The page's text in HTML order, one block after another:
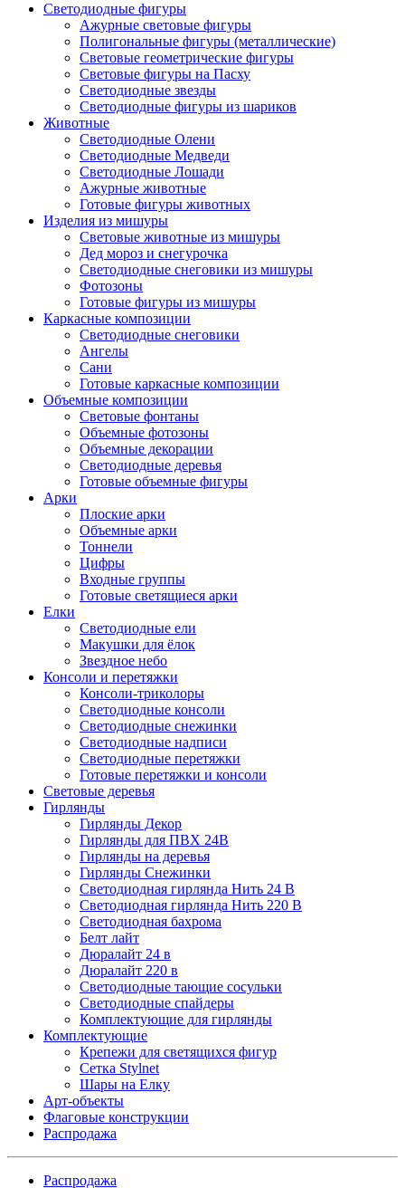
Светодиодные фигуры
Ажурные световые фигуры
Полигональные фигуры (металлические)
Световые геометрические фигуры
Световые фигуры на Пасху
Светодиодные звезды
Светодиодные фигуры из шариков
Животные
Светодиодные Олени
Светодиодные Медведи
Светодиодные Лошади
Ажурные животные
Готовые фигуры животных
Изделия из мишуры
Световые животные из мишуры
Дед мороз и снегурочка
Светодиодные снеговики из мишуры
Фотозоны
Готовые фигуры из мишуры
Каркасные композиции
Светодиодные снеговики
Ангелы
Сани
Готовые каркасные композиции
Объемные композиции
Световые фонтаны
Объемные фотозоны
Объемные декорации
Светодиодные деревья
Готовые объемные фигуры
Арки
Плоские арки
Объемные арки
Тоннели
Цифры
Входные группы
Готовые светящиеся арки
Елки
Светодиодные ели
Макушки для ёлок
Звездное небо
Консоли и перетяжки
Консоли-триколоры
Светодиодные консоли
Светодиодные снежинки
Светодиодные надписи
Светодиодные перетяжки
Готовые перетяжки и консоли
Световые деревья
Гирлянды
Гирлянды Декор
Гирлянды для ПВХ 24В
Гирлянды на деревья
Гирлянды Снежинки
Светодиодная гирлянда Нить 24 В
Светодиодная гирлянда Нить 220 В
Светодиодная бахрома
Белт лайт
Дюралайт 24 в
Дюралайт 220 в
Светодиодные тающие сосульки
Светодиодные спайдеры
Комплектующие для гирлянды
Комплектующие
Крепежи для светящихся фигур
Сетка Stylnet
Шары на Елку
Арт-объекты
Флаговые конструкции
Распродажа
Распродажа